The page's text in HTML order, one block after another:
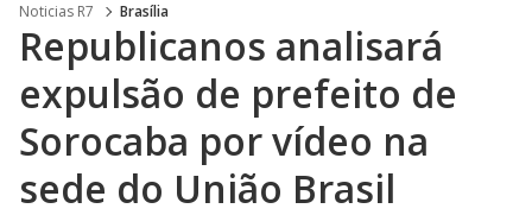
Noticias R7 Brasília
Republicanos analisará
expulsão de prefeito de
Sorocaba por vídeo na
sede do União Brasil